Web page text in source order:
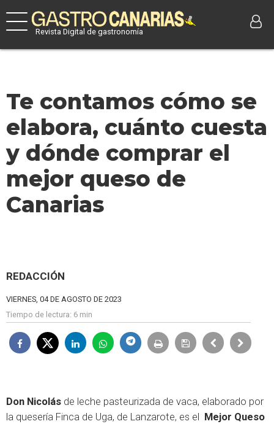
Revista Digital de gastronomía
Te contamos cómo se
elabora, cuánto cuesta
y dónde comprar el
mejor queso de
Canarias
REDACCIÓN
VIERNES, 04 DE AGOSTO DE 2023
Tiempo de lectura: 6 min
Don Nicolás de leche pasteurizada de vaca, elaborado por
la quesería Finca de Uga, de Lanzarote, es el Mejor Queso